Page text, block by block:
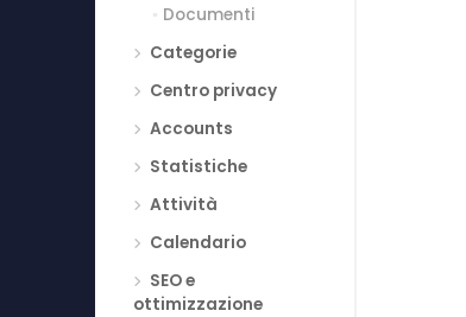
Documenti
Categorie
Centro privacy
Accounts
Statistiche
Attività
Calendario
SEO e
ottimizzazione